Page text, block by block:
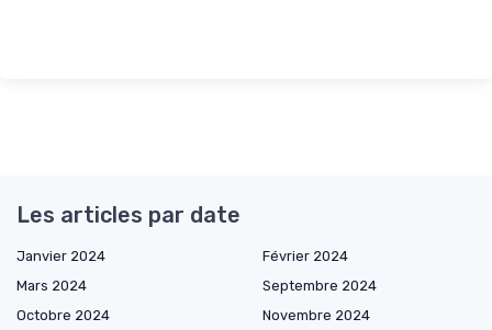
Les articles par date
Janvier 2024
Février 2024
Mars 2024
Septembre 2024
Octobre 2024
Novembre 2024